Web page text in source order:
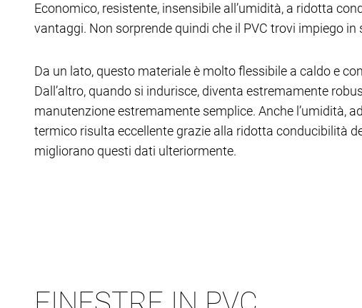
Economico, resistente, insensibile all’umidità, a ridotta
vantaggi. Non sorprende quindi che il PVC trovi impiego
Da un lato, questo materiale è molto flessibile a caldo e
Dall’altro, quando si indurisce, diventa estremamente
manutenzione estremamente semplice. Anche l’umidità,
termico risulta eccellente grazie alla ridotta conducibilità
migliorano questi dati ulteriormente.